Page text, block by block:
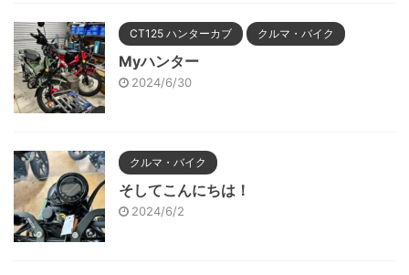
CT125 ハンターカブ クルマ・バイク
Myハンター
2024/6/30
クルマ・バイク
そしてこんにちは！
2024/6/2